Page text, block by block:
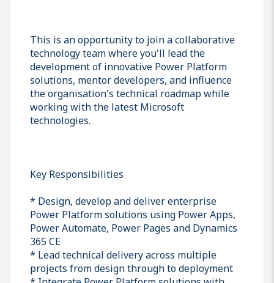
This is an opportunity to join a collaborative
technology team where you'll lead the
development of innovative Power Platform
solutions, mentor developers, and influence
the organisation's technical roadmap while
working with the latest Microsoft
technologies.
Key Responsibilities
* Design, develop and deliver enterprise
Power Platform solutions using Power Apps,
Power Automate, Power Pages and Dynamics
365 CE
* Lead technical delivery across multiple
projects from design through to deployment